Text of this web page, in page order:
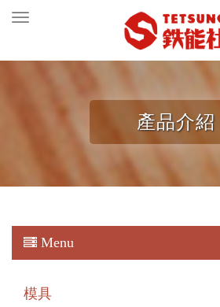
Toggle
產品介紹
Menu
模具